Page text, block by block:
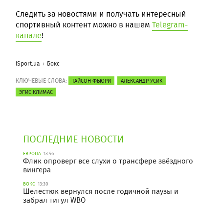
Следить за новостями и получать интересный
спортивный контент можно в нашем Telegram-
канале!
iSport.ua Бокс
КЛЮЧЕВЫЕ СЛОВА: ТАЙСОН ФЬЮРИ
АЛЕКСАНДР УСИК
ЭГИС КЛИМАС
ПОСЛЕДНИЕ НОВОСТИ
ЕВРОПА 13:46
Флик опроверг все слухи о трансфере звёздного
вингера
БОКС 13:30
Шелестюк вернулся после годичной паузы и
забрал титул WBO